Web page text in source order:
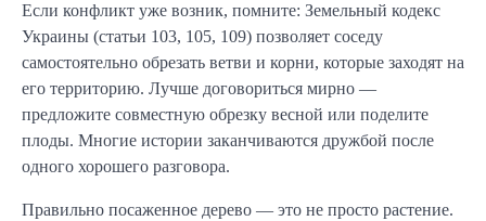
Если конфликт уже возник, помните: Земельный кодекс
Украины (статьи 103, 105, 109) позволяет соседу
самостоятельно обрезать ветви и корни, которые заходят на
его территорию. Лучше договориться мирно —
предложите совместную обрезку весной или поделите
плоды. Многие истории заканчиваются дружбой после
одного хорошего разговора.
Правильно посаженное дерево — это не просто растение.